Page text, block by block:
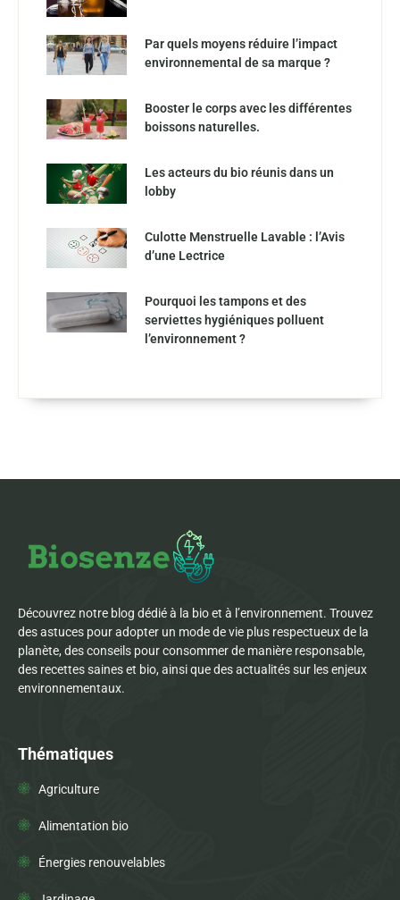
Par quels moyens réduire l’impact
environnemental de sa marque ?
Booster le corps avec les différentes
boissons naturelles.
Les acteurs du bio réunis dans un
lobby
Culotte Menstruelle Lavable : l’Avis
d’une Lectrice
Pourquoi les tampons et des
serviettes hygiéniques polluent
l’environnement ?
Découvrez notre blog dédié à la bio et à l’environnement. Trouvez
des astuces pour adopter un mode de vie plus respectueux de la
planète, des conseils pour consommer de manière responsable,
des recettes saines et bio, ainsi que des actualités sur les enjeux
environnementaux.
Thématiques
Agriculture
Alimentation bio
Énergies renouvelables